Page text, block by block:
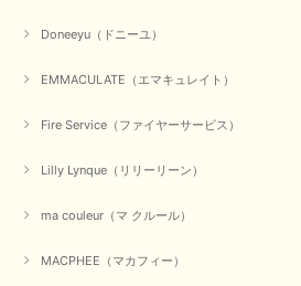
Doneeyu（ドニーユ）
EMMACULATE（エマキュレイト）
Fire Service（ファイヤーサービス）
Lilly Lynque（リリーリーン）
ma couleur（マ クルール）
MACPHEE（マカフィー）